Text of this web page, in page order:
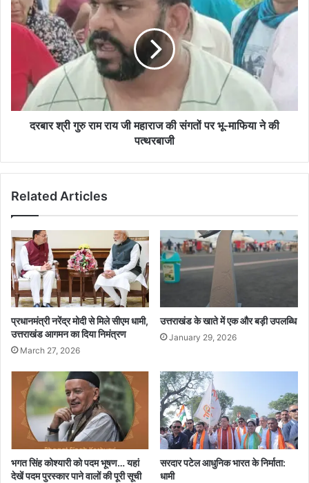
दरबार श्री गुरु राम राय जी महाराज की संगतों पर भू-माफिया ने की
पत्थरबाजी
Related Articles
प्रधानमंत्री नरेंद्र मोदी से मिले सीएम धामी,
उत्तराखंड आगमन का दिया निमंत्रण
March 27, 2026
उत्तराखंड के खाते में एक और बड़ी उपलब्धि
January 29, 2026
भगत सिंह कोश्यारी को पदम भूषण… यहां
देखें पदम पुरस्कार पाने वालों की पूरी सूची
सरदार पटेल आधुनिक भारत के निर्माता:
धामी